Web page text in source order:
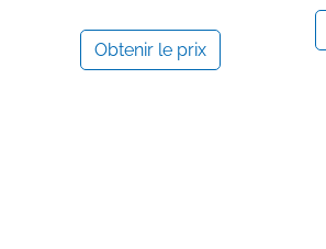
Obtenir le prix